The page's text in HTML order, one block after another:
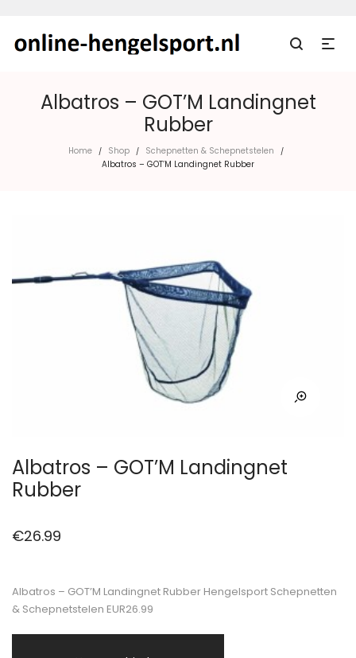
Albatros – GOT’M Landingnet
Rubber
Home / Shop / Schepnetten & Schepnetstelen /
Albatros – GOT’M Landingnet Rubber
Albatros – GOT’M Landingnet
Rubber
€26.99
Albatros – GOT’M Landingnet Rubber Hengelsport Schepnetten
& Schepnetstelen EUR26.99